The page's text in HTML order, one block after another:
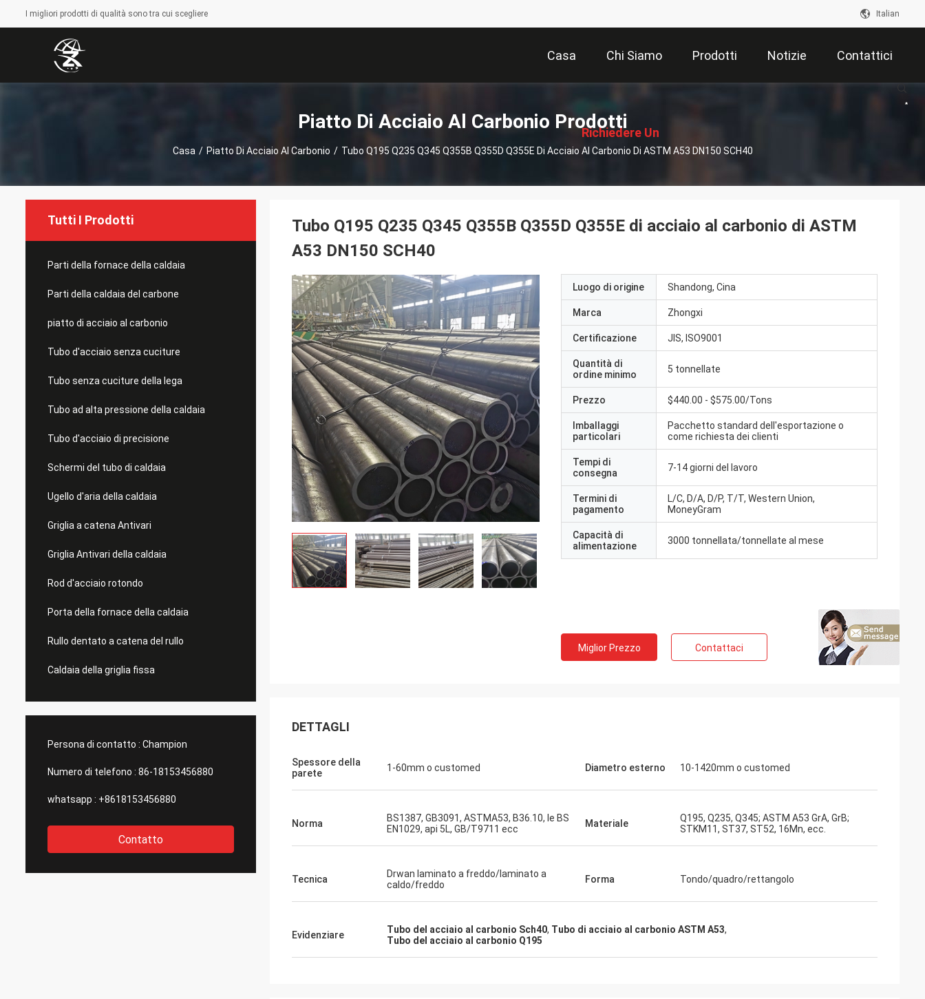
I migliori prodotti di qualità sono tra cui scegliere Italian
Casa Chi Siamo Prodotti Notizie Contattici
述
Richiedere Un
Preventivo
Piatto Di Acciaio Al Carbonio Prodotti
Casa / Piatto Di Acciaio Al Carbonio / Tubo Q195 Q235 Q345 Q355B Q355D Q355E Di Acciaio Al Carbonio Di ASTM A53 DN150 SCH40
Tutti I Prodotti
Parti della fornace della caldaia
Parti della caldaia del carbone
piatto di acciaio al carbonio
Tubo d'acciaio senza cuciture
Tubo senza cuciture della lega
Tubo ad alta pressione della caldaia
Tubo d'acciaio di precisione
Schermi del tubo di caldaia
Ugello d'aria della caldaia
Griglia a catena Antivari
Griglia Antivari della caldaia
Rod d'acciaio rotondo
Porta della fornace della caldaia
Rullo dentato a catena del rullo
Caldaia della griglia fissa
Persona di contatto : Champion
Numero di telefono : 86-18153456880
whatsapp : +8618153456880
Contatto
Tubo Q195 Q235 Q345 Q355B Q355D Q355E di acciaio al carbonio di ASTM
A53 DN150 SCH40
Luogo di origine Shandong, Cina
Marca Zhongxi
Certificazione JIS, ISO9001
Quantità di
ordine minimo
5 tonnellate
Prezzo $440.00 - $575.00/Tons
Imballaggi
particolari
Pacchetto standard dell'esportazione o
come richiesta dei clienti
Tempi di
consegna
7-14 giorni del lavoro
Termini di
pagamento
L/C, D/A, D/P, T/T, Western Union,
MoneyGram
Capacità di
alimentazione
3000 tonnellata/tonnellate al mese
Miglior Prezzo Contattaci
DETTAGLI
Spessore della
parete
1-60mm o customed Diametro esterno 10-1420mm o customed
Norma
BS1387, GB3091, ASTMA53, B36.10, le BS
EN1029, api 5L, GB/T9711 ecc
Materiale
Q195, Q235, Q345; ASTM A53 GrA, GrB;
STKM11, ST37, ST52, 16Mn, ecc.
Tecnica
Drwan laminato a freddo/laminato a
caldo/freddo
Forma Tondo/quadro/rettangolo
Evidenziare Tubo del acciaio al carbonio Sch40, Tubo di acciaio al carbonio ASTM A53,
Tubo del acciaio al carbonio Q195